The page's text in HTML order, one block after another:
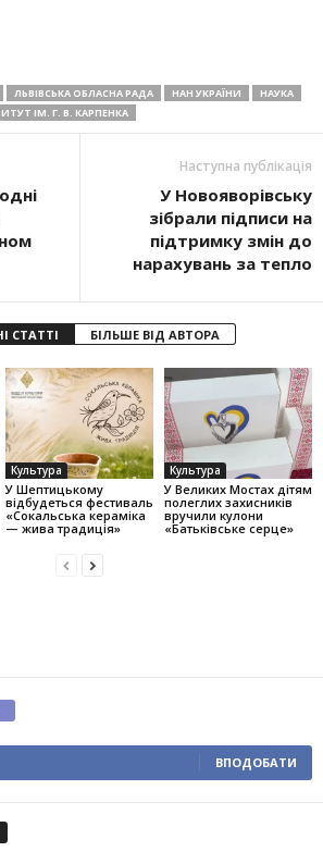
ЛЬВІВСЬКА ОБЛАСНА РАДА НАН УКРАЇНИ
НАУКА
ІМ. Г. В. КАРПЕНКА
Наступна публікація
У Новояворівську
зібрали підписи на
підтримку змін до
нарахувань за тепло
СТАТТІ БІЛЬШЕ ВІД АВТОРА
Культура
У Шептицькому
відбудеться фестиваль
«Сокальська кераміка
— жива традиція»
Культура
У Великих Мостах дітям
полеглих захисників
вручили кулони
«Батьківське серце»
ВПОДОБАТИ